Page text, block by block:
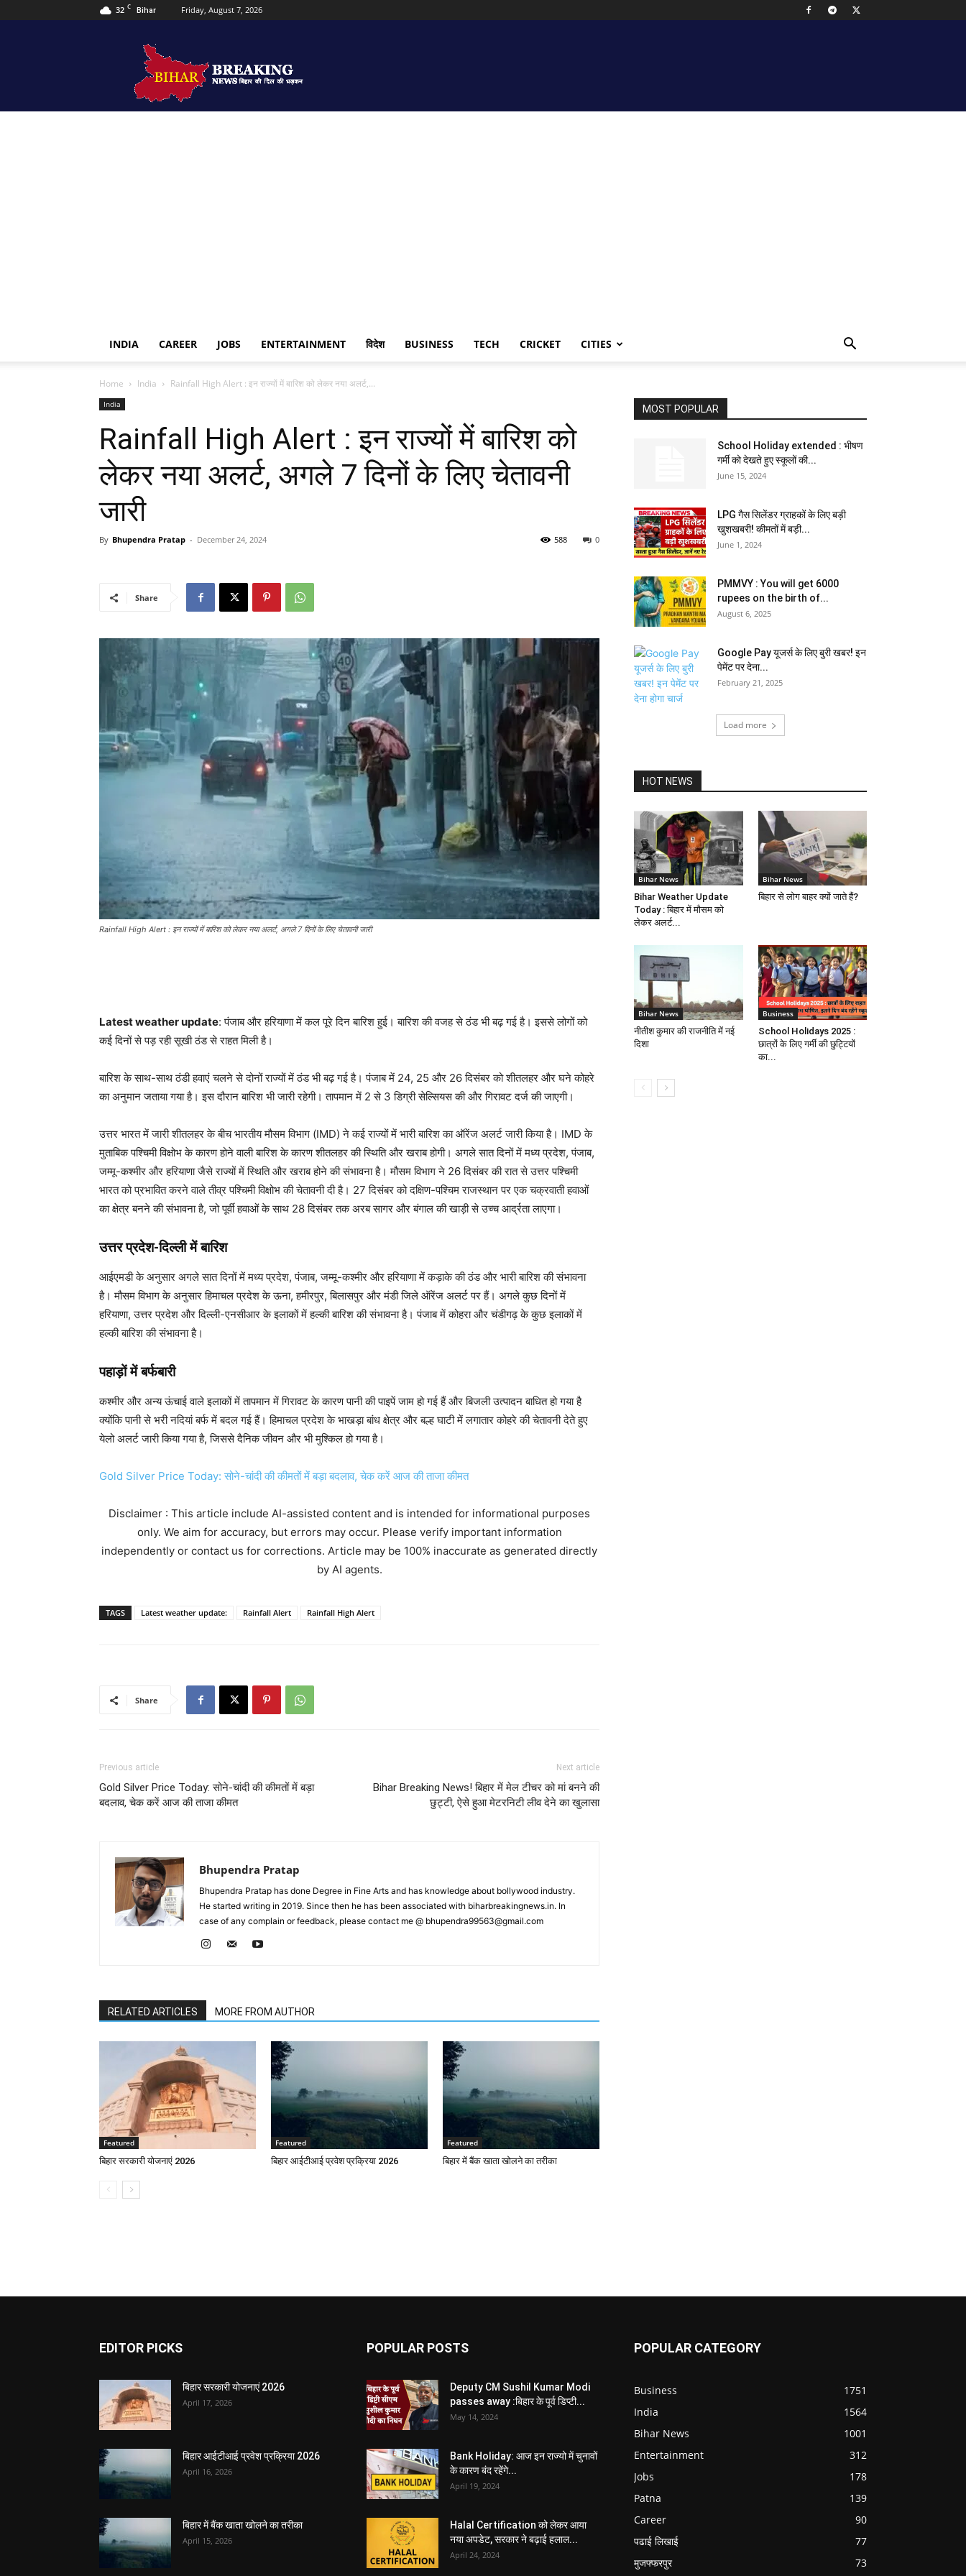
32 C Bihar Friday, August 7, 2026
Breaking
news
INDIA CAREER JOBS ENTERTAINMENT विदेश BUSINESS TECH CRICKET CITIES
Home India Rainfall High Alert : इन राज्यों में बारिश को लेकर नया अलर्ट,...
India
Rainfall High Alert : इन राज्यों में बारिश को
लेकर नया अलर्ट, अगले 7 दिनों के लिए चेतावनी
जारी
By Bhupendra Pratap - December 24, 2024 0
588
Share
Rainfall High Alert : इन राज्यों में बारिश को लेकर नया अलर्ट, अगले 7 दिनों के लिए चेतावनी जारी
Latest weather update: पंजाब और हरियाणा में कल पूरे दिन बारिश हुई। बारिश की वजह से ठंड भी बढ़ गई है। इससे लोगों को
कई दिनों से पड़ रही सूखी ठंड से राहत मिली है।
बारिश के साथ-साथ ठंडी हवाएं चलने से दोनों राज्यों में ठंड भी बढ़ गई है। पंजाब में 24, 25 और 26 दिसंबर को शीतलहर और घने कोहरे
का अनुमान जताया गया है। इस दौरान बारिश भी जारी रहेगी। तापमान में 2 से 3 डिग्री सेल्सियस की और गिरावट दर्ज की जाएगी।
उत्तर भारत में जारी शीतलहर के बीच भारतीय मौसम विभाग (IMD) ने कई राज्यों में भारी बारिश का ऑरेंज अलर्ट जारी किया है। IMD के
मुताबिक पश्चिमी विक्षोभ के कारण होने वाली बारिश के कारण शीतलहर की स्थिति और खराब होगी। अगले सात दिनों में मध्य प्रदेश, पंजाब,
जम्मू-कश्मीर और हरियाणा जैसे राज्यों में स्थिति और खराब होने की संभावना है। मौसम विभाग ने 26 दिसंबर की रात से उत्तर पश्चिमी
भारत को प्रभावित करने वाले तीव्र पश्चिमी विक्षोभ की चेतावनी दी है। 27 दिसंबर को दक्षिण-पश्चिम राजस्थान पर एक चक्रवाती हवाओं
का क्षेत्र बनने की संभावना है, जो पूर्वी हवाओं के साथ 28 दिसंबर तक अरब सागर और बंगाल की खाड़ी से उच्च आर्द्रता लाएगा।
उत्तर प्रदेश-दिल्ली में बारिश
आईएमडी के अनुसार अगले सात दिनों में मध्य प्रदेश, पंजाब, जम्मू-कश्मीर और हरियाणा में कड़ाके की ठंड और भारी बारिश की संभावना
है। मौसम विभाग के अनुसार हिमाचल प्रदेश के ऊना, हमीरपुर, बिलासपुर और मंडी जिले ऑरेंज अलर्ट पर हैं। अगले कुछ दिनों में
हरियाणा, उत्तर प्रदेश और दिल्ली-एनसीआर के इलाकों में हल्की बारिश की संभावना है। पंजाब में कोहरा और चंडीगढ़ के कुछ इलाकों में
हल्की बारिश की संभावना है।
पहाड़ों में बर्फबारी
कश्मीर और अन्य ऊंचाई वाले इलाकों में तापमान में गिरावट के कारण पानी की पाइपें जाम हो गई हैं और बिजली उत्पादन बाधित हो गया है
क्योंकि पानी से भरी नदियां बर्फ में बदल गई हैं। हिमाचल प्रदेश के भाखड़ा बांध क्षेत्र और बल्ह घाटी में लगातार कोहरे की चेतावनी देते हुए
येलो अलर्ट जारी किया गया है, जिससे दैनिक जीवन और भी मुश्किल हो गया है।
Gold Silver Price Today: सोने-चांदी की कीमतों में बड़ा बदलाव, चेक करें आज की ताजा कीमत
Disclaimer : This article include AI-assisted content and is intended for informational purposes
only. We aim for accuracy, but errors may occur. Please verify important information
independently or contact us for corrections. Article may be 100% inaccurate as generated directly
by AI agents.
TAGS Latest weather update: Rainfall Alert Rainfall High Alert
Share
Previous article
Gold Silver Price Today: सोने-चांदी की कीमतों में बड़ा
बदलाव, चेक करें आज की ताजा कीमत
Next article
Bihar Breaking News! बिहार में मेल टीचर को मां बनने की
छुट्टी, ऐसे हुआ मेटरनिटी लीव देने का खुलासा
Bhupendra Pratap
Bhupendra Pratap has done Degree in Fine Arts and has knowledge about bollywood industry.
He started writing in 2019. Since then he has been associated with biharbreakingnews.in. In
case of any complain or feedback, please contact me @ bhupendra99563@gmail.com
RELATED ARTICLES MORE FROM AUTHOR
Featured
बिहार सरकारी योजनाएं 2026
Featured
बिहार आईटीआई प्रवेश प्रक्रिया 2026
Featured
बिहार में बैंक खाता खोलने का तरीका
MOST POPULAR
School Holiday extended : भीषण
गर्मी को देखते हुए स्कूलों की...
June 15, 2024
LPG गैस सिलेंडर ग्राहकों के लिए बड़ी
खुशखबरी! कीमतों में बड़ी...
June 1, 2024
PMMVY : You will get 6000
rupees on the birth of...
August 6, 2025
Google Pay यूजर्स के लिए बुरी खबर! इन
पेमेंट पर देना...
February 21, 2025
Load more
HOT NEWS
Bihar News
Bihar Weather Update
Today : बिहार में मौसम को
लेकर अलर्ट...
Bihar News
बिहार से लोग बाहर क्यों जाते हैं?
Bihar News
नीतीश कुमार की राजनीति में नई
दिशा
Business
School Holidays 2025 :
छात्रों के लिए गर्मी की छुट्टियों
का...
EDITOR PICKS
बिहार सरकारी योजनाएं 2026
April 17, 2026
बिहार आईटीआई प्रवेश प्रक्रिया 2026
April 16, 2026
बिहार में बैंक खाता खोलने का तरीका
April 15, 2026
POPULAR POSTS
Deputy CM Sushil Kumar Modi
passes away :बिहार के पूर्व डिप्टी...
May 14, 2024
Bank Holiday: आज इन राज्यो में चुनावों
के कारण बंद रहेंगे...
April 19, 2024
Halal Certification को लेकर आया
नया अपडेट, सरकार ने बढ़ाई हलाल...
April 24, 2024
POPULAR CATEGORY
Business
1751
India
1564
Bihar News
1001
Entertainment
312
Jobs
178
Patna
139
Career
90
पढाई लिखाई
77
मुजफ्फरपुर
73